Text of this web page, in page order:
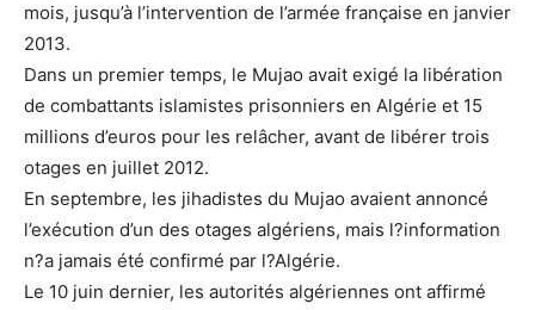
mois, jusqu’à l’intervention de l’armée française en janvier
2013.
Dans un premier temps, le Mujao avait exigé la libération
de combattants islamistes prisonniers en Algérie et 15
millions d’euros pour les relâcher, avant de libérer trois
otages en juillet 2012.
En septembre, les jihadistes du Mujao avaient annoncé
l’exécution d’un des otages algériens, mais l?information
n?a jamais été confirmé par l?Algérie.
Le 10 juin dernier, les autorités algériennes ont affirmé